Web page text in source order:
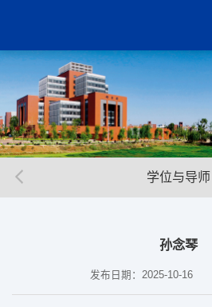
学位与导师
孙念琴
发布日期：2025-10-16